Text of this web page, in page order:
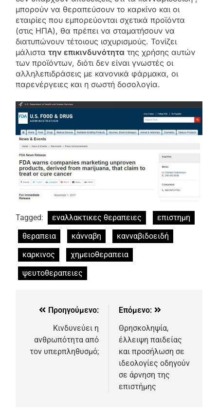
μπορούν να θεραπεύσουν το καρκίνο και οι
εταιρίες που εμπορεύονται σχετικά προϊόντα
(στις ΗΠΑ), θα πρέπει να σταματήσουν να
διατυπώνουν τέτοιους ισχυρισμούς. Τονίζει
μάλιστα την επικινδυνότητα της χρήσης αυτών
των προϊόντων, διότι δεν είναι γνωστές οι
αλληλεπιδράσεις με κανονικά φάρμακα, οι
παρενέργειες και η σωστή δοσολογία.
Tagged: εναλλακτικες θεραπειες
επιστημη
θεραπεια
κάνναβη
κανναβιδοειδή
καρκινος
χημειοθεραπεια
ψευτοθεραπειες
Προηγούμενο:
Κινδυνεύει η
ανθρωπότητα από
τον υπερπληθυσμό;
Επόμενο:
Θρησκοληψία,
έλλειψη παιδείας
και προσήλωση σε
ιδεολογίες οδηγούν
σε άρνηση της
επιστήμης